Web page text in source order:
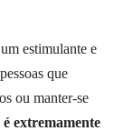
estimulante e
que
ou manter-se
extremamente